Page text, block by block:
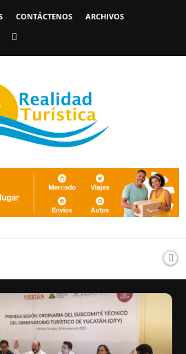
CONTÁCTENOS ARCHIVOS